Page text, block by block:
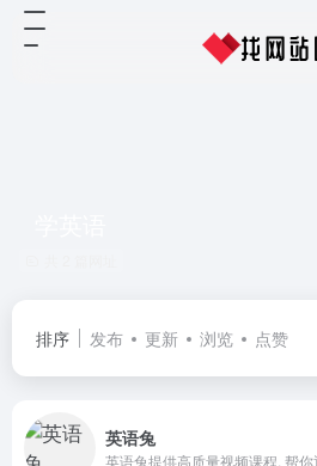
排序 发布 更新 浏览 点赞
英语兔